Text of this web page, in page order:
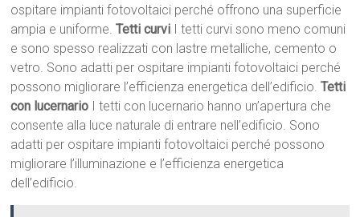
ospitare impianti fotovoltaici perché offrono una superficie
ampia e uniforme.Tetti curvi I tetti curvi sono meno comuni
e sono spesso realizzati con lastre metalliche, cemento o
vetro. Sono adatti per ospitare impianti fotovoltaici perché
possono migliorare l’efficienza energetica dell’edificio.Tetti
con lucernario I tetti con lucernario hanno un’apertura che
consente alla luce naturale di entrare nell’edificio. Sono
adatti per ospitare impianti fotovoltaici perché possono
migliorare l’illuminazione e l’efficienza energetica
dell’edificio.